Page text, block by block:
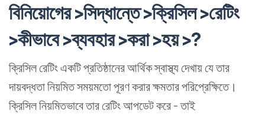
বিনিয়োগের >সিদ্ধান্তে >ক্রিসিল >রেটিং
>কীভাবে >ব্যবহার >করা >হয় >?
ক্রিসিল রেটিং একটি প্রতিষ্ঠানের আর্থিক স্বাস্থ্য দেখায় যে তার
দায়বদ্ধতা নিয়মিত সময়মতো পূরণ করার ক্ষমতার পরিপ্রেক্ষিতে।
ক্রিসিল নিয়মিতভাবে তার রেটিং আপডেট করে - তাই